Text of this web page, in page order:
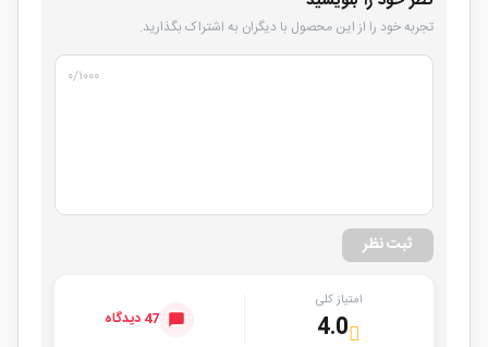
تجربه خود را از این محصول با دیگران به اشتراک بگذارید.
۰/۱۰۰۰
ثبت نظر
امتیاز کلی
4.0 47 دیدگاه